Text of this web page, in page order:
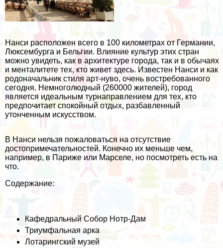
Нанси расположен всего в 100 километрах от Германии,
Люксембурга и Бельгии. Влияние культур этих стран
можно увидеть, как в архитектуре города, так и в обычаях
и менталитете тех, кто живет здесь. Известен Нанси и как
родоначальник стиля арт-нуво, очень востребованного
сегодня. Немноголюдный (260000 жителей), город
является идеальным турнаправлением для тех, кто
предпочитает спокойный отдых, разбавленный
утонченным искусством.
В Нанси нельзя пожаловаться на отсутствие
достопримечательностей. Конечно их меньше чем,
например, в Париже или Марселе, но посмотреть есть на
что.
Содержание:
Кафедральный Собор Нотр-Дам
Триумфальная арка
Лотарингский музей